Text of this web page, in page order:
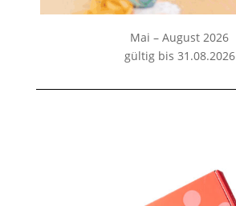
Mai – August 2026
gültig bis 31.08.2026